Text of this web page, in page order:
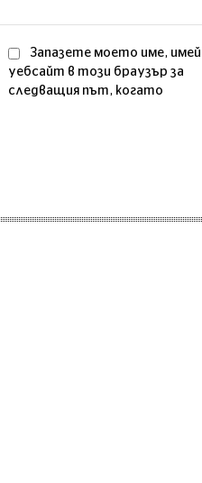
Email:*Запазете моето име,
уебсайт в този браузър за
следващия път, когато